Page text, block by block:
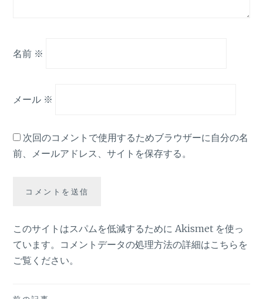
名前 ※
メール ※
次回のコメントで使用するためブラウザーに自分の名
前、メールアドレス、サイトを保存する。
このサイトはスパムを低減するために Akismet を使っ
ています。 コメントデータの処理方法の詳細はこちらを
ご覧ください。